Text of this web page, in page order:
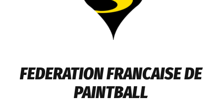
FEDERATION FRANCAISE DE
PAINTBALL